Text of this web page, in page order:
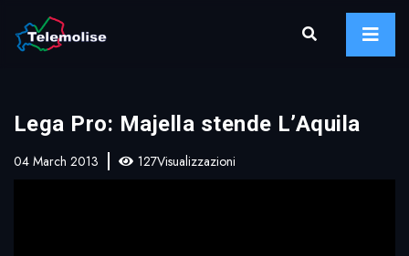
Lega Pro: Majella stende L’Aquila
04 March 2013 127Visualizzazioni